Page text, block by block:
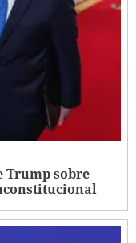
Trump sobre